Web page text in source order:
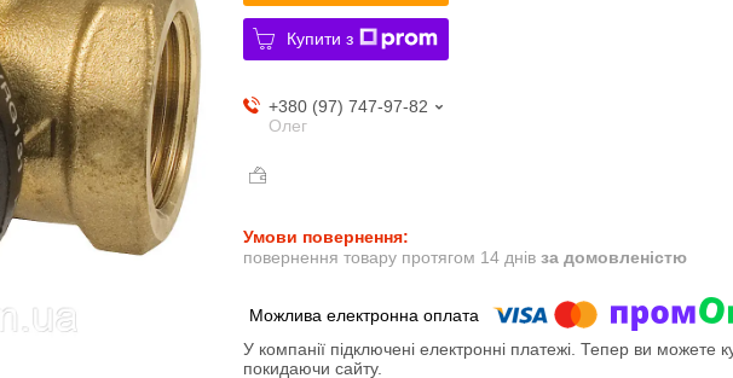
Купити з
+380 (97) 747-97-82
Олег
повернення товару протягом 14 днів за домовленістю
У компанії підключені електронні платежі. Тепер ви можете
покидаючи сайту.